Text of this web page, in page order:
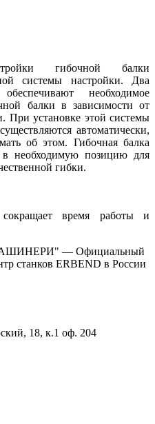
гибочной балки
системы настройки. Два
необходимое
балки в зависимости от
При установке этой системы
автоматически,
об этом. Гибочная балка
в необходимую позицию для
гибки.
время работы и
— Официальный
станков ERBEND в России
18, к.1 оф. 204